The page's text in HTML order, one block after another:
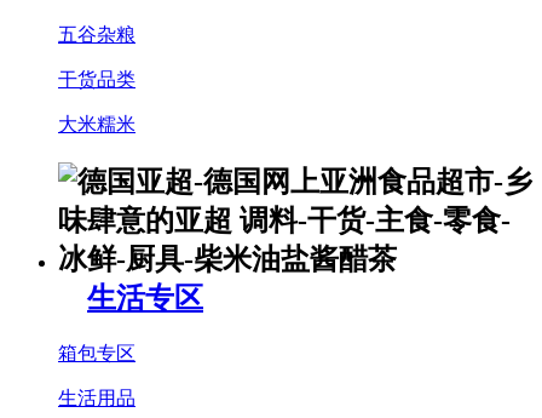
五谷杂粮
干货品类
大米糯米
生活专区
箱包专区
生活用品